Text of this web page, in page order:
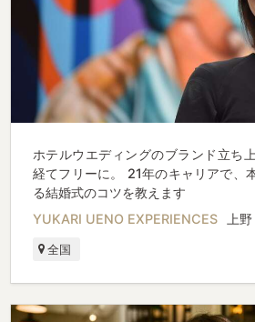
ホテルウエディングのブランド立ち
経てフリーに。 21年のキャリアで、
る結婚式のコツを教えます
YUKARI UENO EXPERIENCES
上
全国